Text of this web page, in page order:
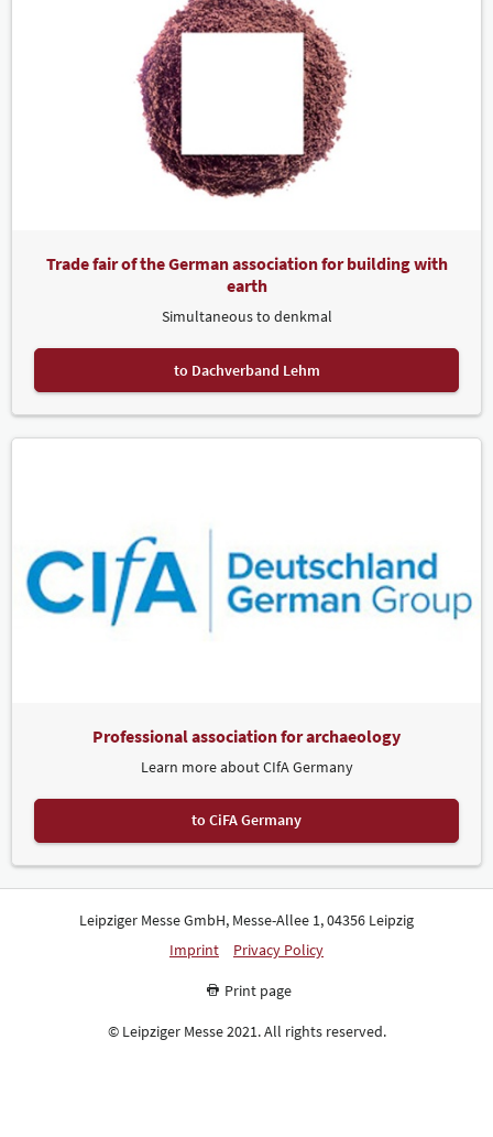
Trade fair of the German association for building with
earth
Simultaneous to denkmal
to Dachverband Lehm
Professional association for archaeology
Learn more about CIfA Germany
to CiFA Germany
Leipziger Messe GmbH, Messe-Allee 1, 04356 Leipzig
Imprint
Privacy Policy
Print page
© Leipziger Messe 2021. All rights reserved.